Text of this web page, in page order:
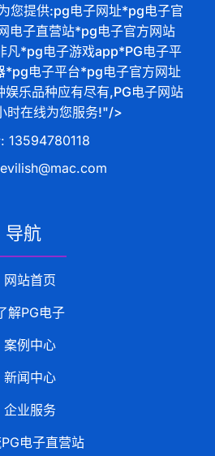
您提供:pg电子网址*pg电子官
电子直营站*pg电子官方网站
凡*pg电子游戏app*PG电子平
*pg电子平台*pg电子官方网址
乐品种应有尽有,PG电子网站
时在线为您服务!"/>
13594780118
导航
网站首页
解PG电子
案例中心
新闻中心
企业服务
电子直营站